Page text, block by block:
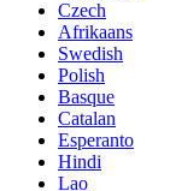
Czech
Afrikaans
Swedish
Polish
Basque
Catalan
Esperanto
Hindi
Lao